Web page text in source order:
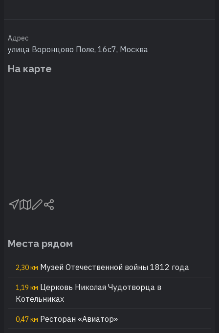
Адрес
улица Воронцово Поле, 16с7, Москва
На карте
Места рядом
2,30 км Музей Отечественной войны 1812 года
1,19 км Церковь Николая Чудотворца в
Котельниках
0,47 км Ресторан «Авиатор»